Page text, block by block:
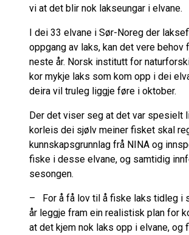
vi at det blir nok lakseungar i elvane.
I dei 33 elvane i Sør-Noreg der
oppgang av laks, kan det vere
neste år. Norsk institutt for
kor mykje laks som kom opp i dei
deira vil truleg liggje føre i oktober.
Der det viser seg at det var spesielt
korleis dei sjølv meiner fisket skal
kunnskapsgrunnlag frå NINA og
fiske i desse elvane, og samtidig
sesongen.
– For å få lov til å fiske laks tidleg i
år leggje fram ein realistisk plan for
at det kjem nok laks opp i elvane,